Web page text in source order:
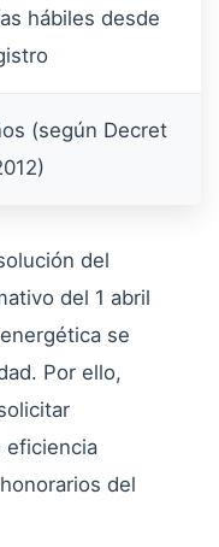
hábiles desde
(según Decret
del
del 1 abril
se
Por ello,
eficiencia
del